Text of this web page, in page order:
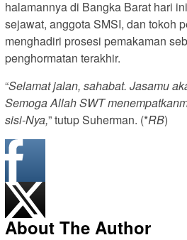
halamannya di Bangka Barat hari
sejawat, anggota SMSI, dan tokoh
menghadiri prosesi pemakaman
penghormatan terakhir.
“Selamat jalan, sahabat. Jasamu
Semoga Allah SWT
sisi-Nya,” tutup Suherman. (*RB)
About The Author